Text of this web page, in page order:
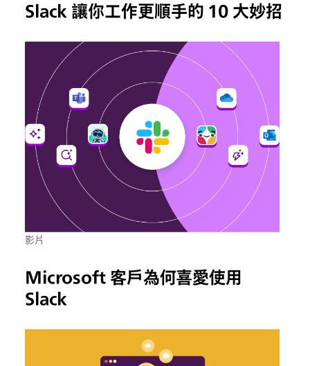
Slack 讓你工作更順手的 10 大妙招
影片
Microsoft 客戶為何喜愛使用
Slack